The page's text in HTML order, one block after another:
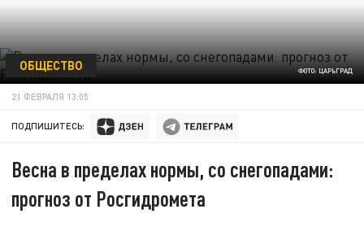
ФОТО: ЦАРЬГРАД
ОБЩЕСТВО
21 ФЕВРАЛЯ 13:05
ПОДПИШИТЕСЬ:
Весна в пределах нормы, со снегопадами:
прогноз от Росгидромета